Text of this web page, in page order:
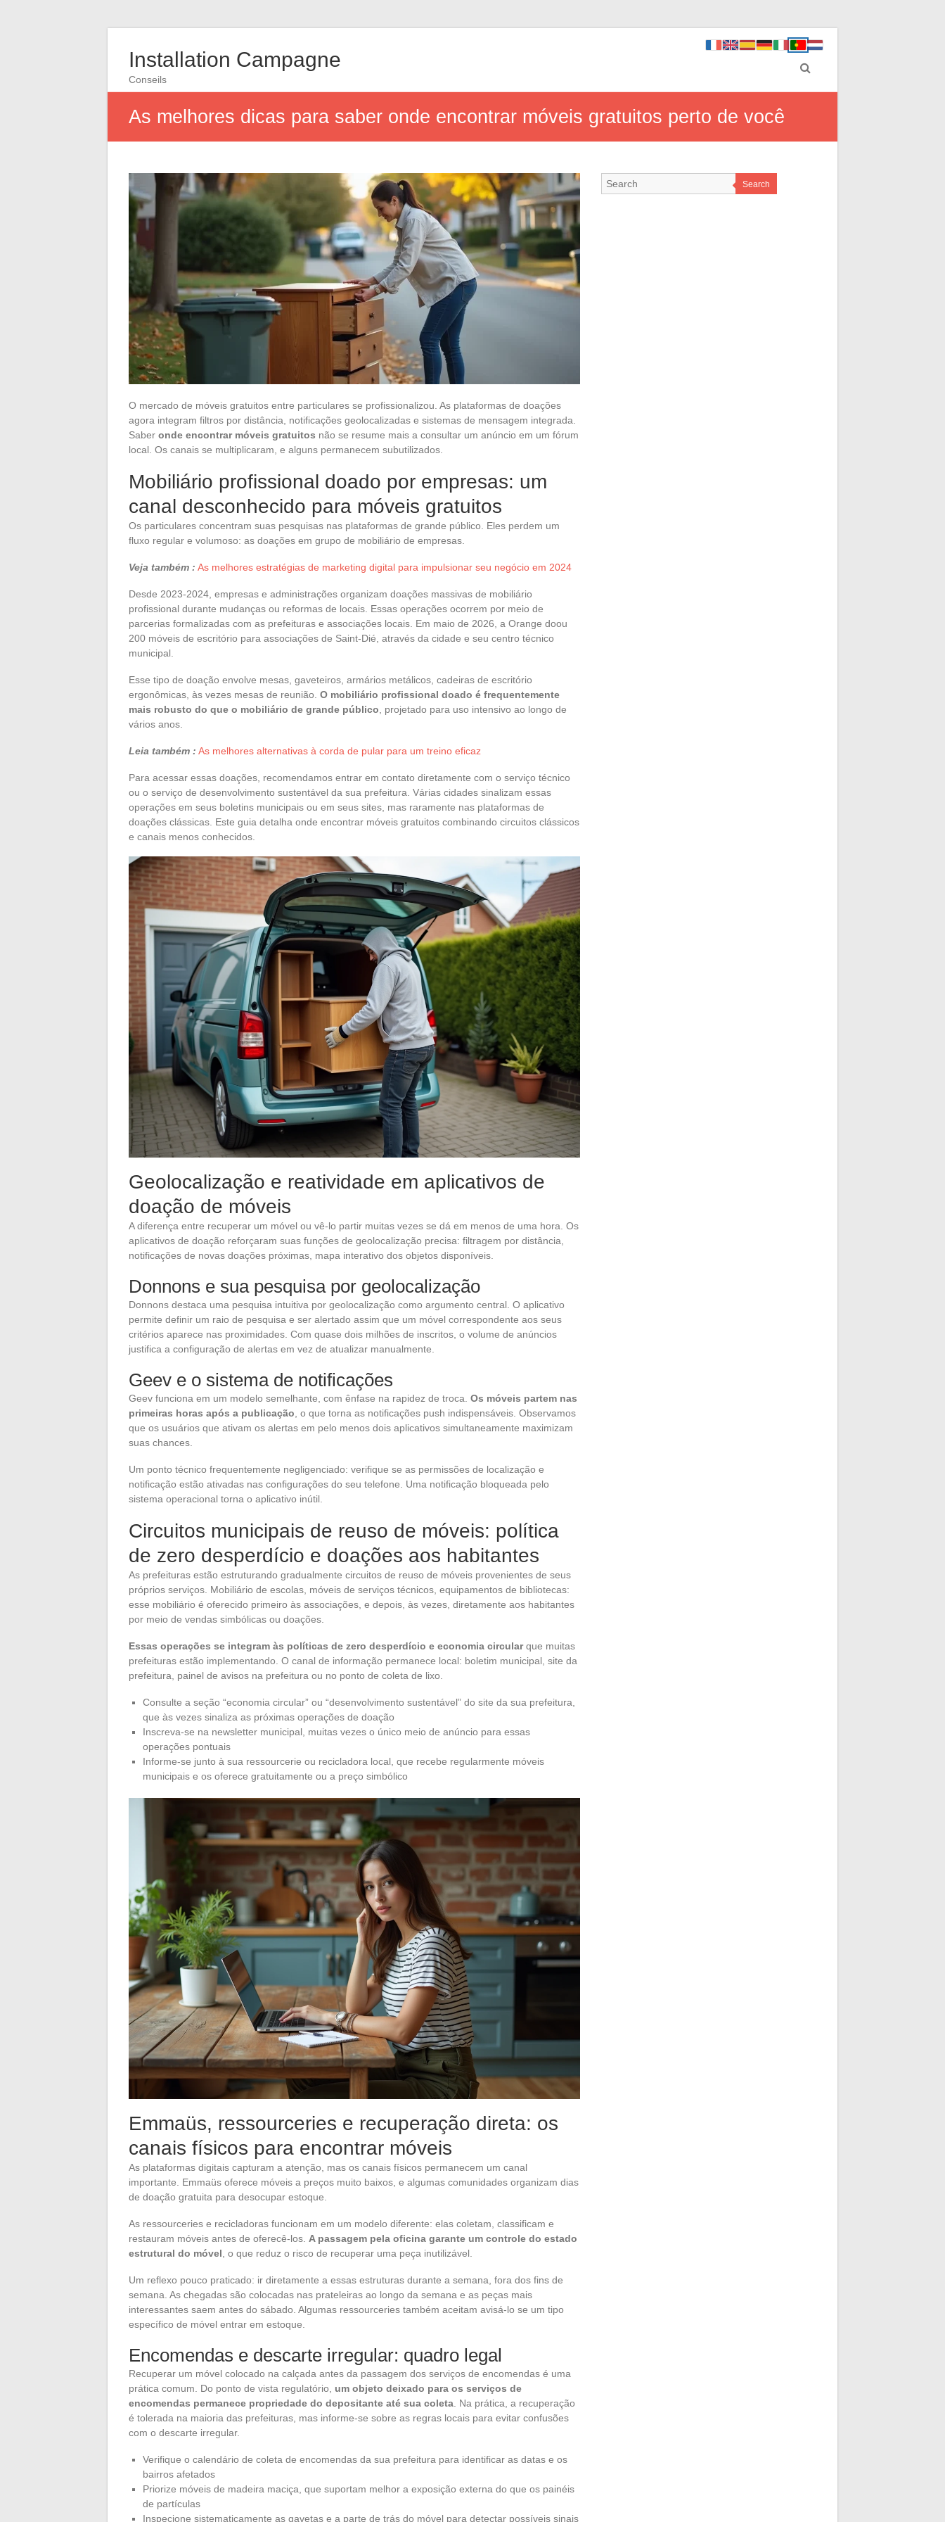
Installation Campagne
Conseils
As melhores dicas para saber onde encontrar móveis gratuitos perto de você
O mercado de móveis gratuitos entre particulares se profissionalizou. As plataformas de doações
agora integram filtros por distância, notificações geolocalizadas e sistemas de mensagem integrada.
Saber onde encontrar móveis gratuitos não se resume mais a consultar um anúncio em um fórum
local. Os canais se multiplicaram, e alguns permanecem subutilizados.
Mobiliário profissional doado por empresas: um
canal desconhecido para móveis gratuitos
Os particulares concentram suas pesquisas nas plataformas de grande público. Eles perdem um
fluxo regular e volumoso: as doações em grupo de mobiliário de empresas.
Veja também : As melhores estratégias de marketing digital para impulsionar seu negócio em 2024
Desde 2023-2024, empresas e administrações organizam doações massivas de mobiliário
profissional durante mudanças ou reformas de locais. Essas operações ocorrem por meio de
parcerias formalizadas com as prefeituras e associações locais. Em maio de 2026, a Orange doou
200 móveis de escritório para associações de Saint-Dié, através da cidade e seu centro técnico
municipal.
Esse tipo de doação envolve mesas, gaveteiros, armários metálicos, cadeiras de escritório
ergonômicas, às vezes mesas de reunião. O mobiliário profissional doado é frequentemente
mais robusto do que o mobiliário de grande público , projetado para uso intensivo ao longo de
vários anos.
Leia também : As melhores alternativas à corda de pular para um treino eficaz
Para acessar essas doações, recomendamos entrar em contato diretamente com o serviço técnico
ou o serviço de desenvolvimento sustentável da sua prefeitura. Várias cidades sinalizam essas
operações em seus boletins municipais ou em seus sites, mas raramente nas plataformas de
doações clássicas. Este guia detalha onde encontrar móveis gratuitos combinando circuitos clássicos
e canais menos conhecidos.
Geolocalização e reatividade em aplicativos de
doação de móveis
A diferença entre recuperar um móvel ou vê-lo partir muitas vezes se dá em menos de uma hora. Os
aplicativos de doação reforçaram suas funções de geolocalização precisa: filtragem por distância,
notificações de novas doações próximas, mapa interativo dos objetos disponíveis.
Donnons e sua pesquisa por geolocalização
Donnons destaca uma pesquisa intuitiva por geolocalização como argumento central. O aplicativo
permite definir um raio de pesquisa e ser alertado assim que um móvel correspondente aos seus
critérios aparece nas proximidades. Com quase dois milhões de inscritos, o volume de anúncios
justifica a configuração de alertas em vez de atualizar manualmente.
Geev e o sistema de notificações
Geev funciona em um modelo semelhante, com ênfase na rapidez de troca. Os móveis partem nas
primeiras horas após a publicação , o que torna as notificações push indispensáveis. Observamos
que os usuários que ativam os alertas em pelo menos dois aplicativos simultaneamente maximizam
suas chances.
Um ponto técnico frequentemente negligenciado: verifique se as permissões de localização e
notificação estão ativadas nas configurações do seu telefone. Uma notificação bloqueada pelo
sistema operacional torna o aplicativo inútil.
Circuitos municipais de reuso de móveis: política
de zero desperdício e doações aos habitantes
As prefeituras estão estruturando gradualmente circuitos de reuso de móveis provenientes de seus
próprios serviços. Mobiliário de escolas, móveis de serviços técnicos, equipamentos de bibliotecas:
esse mobiliário é oferecido primeiro às associações, e depois, às vezes, diretamente aos habitantes
por meio de vendas simbólicas ou doações.
Essas operações se integram às políticas de zero desperdício e economia circularque muitas
prefeituras estão implementando. O canal de informação permanece local: boletim municipal, site da
prefeitura, painel de avisos na prefeitura ou no ponto de coleta de lixo.
Consulte a seção “economia circular” ou “desenvolvimento sustentável” do site da sua prefeitura,
que às vezes sinaliza as próximas operações de doação
Inscreva-se na newsletter municipal, muitas vezes o único meio de anúncio para essas
operações pontuais
Informe-se junto à sua ressourcerie ou recicladora local, que recebe regularmente móveis
municipais e os oferece gratuitamente ou a preço simbólico
Emmaüs, ressourceries e recuperação direta: os
canais físicos para encontrar móveis
As plataformas digitais capturam a atenção, mas os canais físicos permanecem um canal
importante. Emmaüs oferece móveis a preços muito baixos, e algumas comunidades organizam dias
de doação gratuita para desocupar estoque.
As ressourceries e recicladoras funcionam em um modelo diferente: elas coletam, classificam e
restauram móveis antes de oferecê-los. A passagem pela oficina garante um controle do estado
estrutural do móvel , o que reduz o risco de recuperar uma peça inutilizável.
Um reflexo pouco praticado: ir diretamente a essas estruturas durante a semana, fora dos fins de
semana. As chegadas são colocadas nas prateleiras ao longo da semana e as peças mais
interessantes saem antes do sábado. Algumas ressourceries também aceitam avisá-lo se um tipo
específico de móvel entrar em estoque.
Encomendas e descarte irregular: quadro legal
Recuperar um móvel colocado na calçada antes da passagem dos serviços de encomendas é uma
prática comum. Do ponto de vista regulatório, um objeto deixado para os serviços de
encomendas permanece propriedade do depositante até sua coleta . Na prática, a recuperação
é tolerada na maioria das prefeituras, mas informe-se sobre as regras locais para evitar confusões
com o descarte irregular.
Verifique o calendário de coleta de encomendas da sua prefeitura para identificar as datas e os
bairros afetados
Priorize móveis de madeira maciça, que suportam melhor a exposição externa do que os painéis
de partículas
Inspecione sistematicamente as gavetas e a parte de trás do móvel para detectar possíveis sinais
Search